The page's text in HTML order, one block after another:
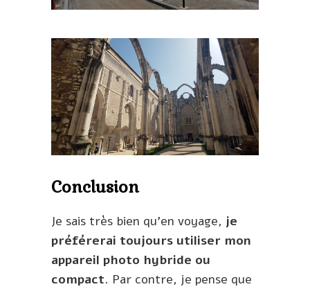
Conclusion
Je sais très bien qu’en voyage, je
préférerai toujours utiliser mon
appareil photo hybride ou
compact. Par contre, je pense que